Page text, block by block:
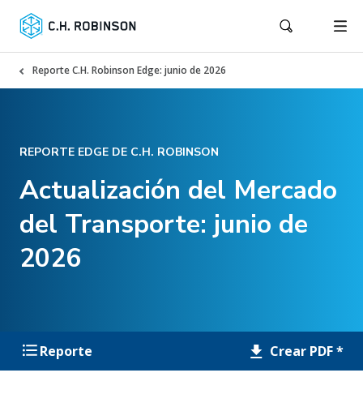
Reporte C.H. Robinson Edge: junio de 2026
REPORTE EDGE DE C.H. ROBINSON
Actualización del Mercado
del Transporte: junio de
2026
Reporte Crear PDF *